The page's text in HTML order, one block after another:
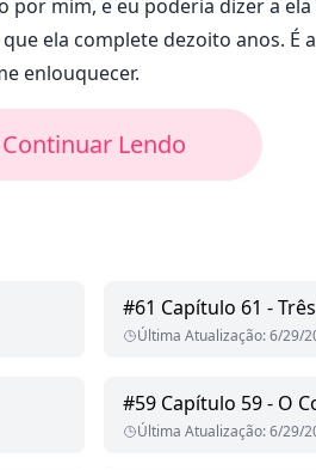
mim, e eu poderia dizer a
ela complete dezoito anos. É
enlouquecer.
Continuar Lendo
#61 Capítulo 61 -
Última Atualização:6/29/
#59 Capítulo 59 - O
Última Atualização:6/29/